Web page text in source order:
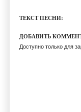
ТЕКСТ ПЕСНИ:
ДОБАВИТЬ
Доступно только для